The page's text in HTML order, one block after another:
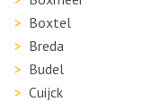
Boxtel
Breda
Budel
Cuijck